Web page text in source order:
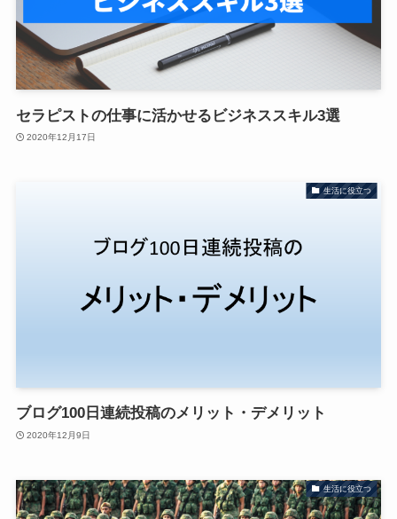
セラピストの仕事に活かせるビジネススキル3選
2020年12月17日
生活に役立つ
ブログ100日連続投稿のメリット・デメリット
2020年12月9日
生活に役立つ